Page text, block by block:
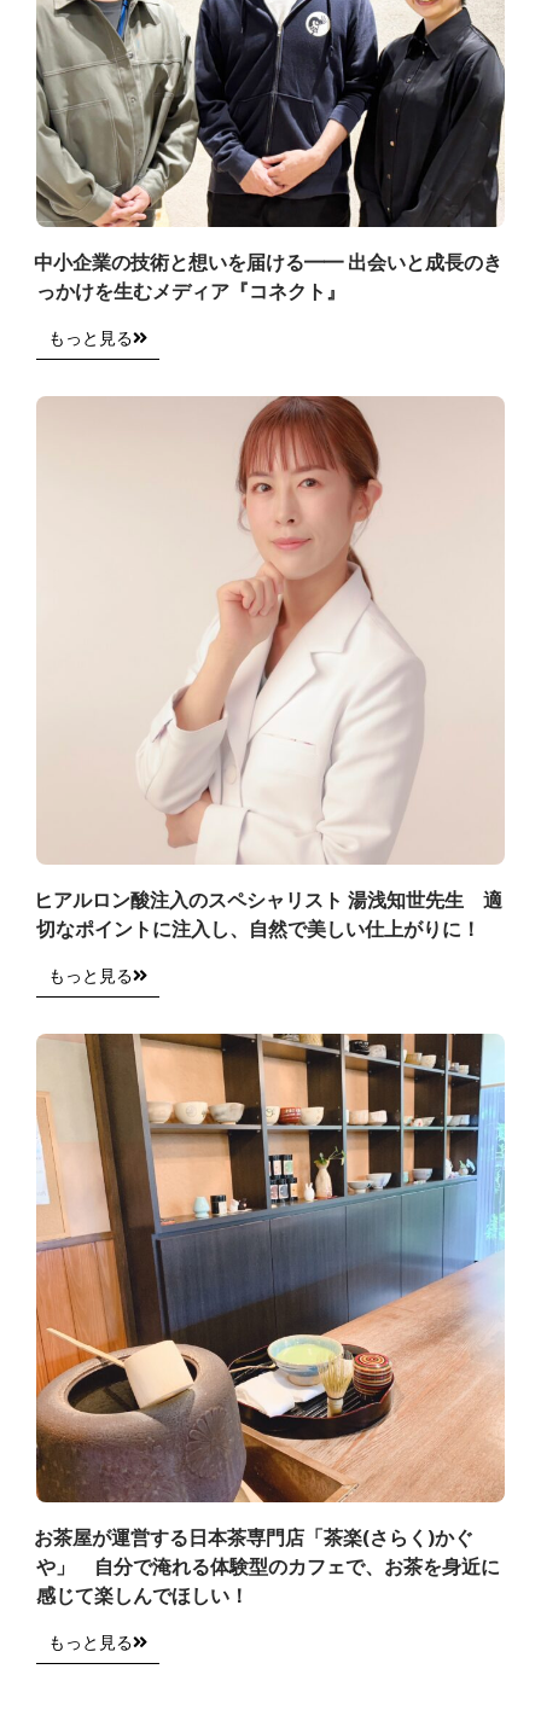
中小企業の技術と想いを届ける━━ 出会いと成長のき
っかけを生むメディア『コネクト』
もっと見る
ヒアルロン酸注入のスペシャリスト 湯浅知世先生 適
切なポイントに注入し、自然で美しい仕上がりに！
もっと見る
お茶屋が運営する日本茶専門店「茶楽(さらく)かぐ
や」 自分で淹れる体験型のカフェで、お茶を身近に
感じて楽しんでほしい！
もっと見る